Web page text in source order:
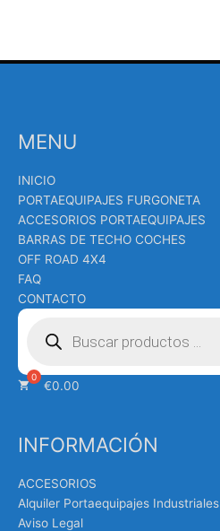
MENU
INICIO
PORTAEQUIPAJES FURGONETA
ACCESORIOS PORTAEQUIPAJES
BARRAS DE TECHO COCHES
OFF ROAD 4X4
FAQ
CONTACTO
Búsqueda
productos
€0.00
INFORMACIÓN
ACCESORIOS
Alquiler Portaequipajes Industriales
Aviso Legal